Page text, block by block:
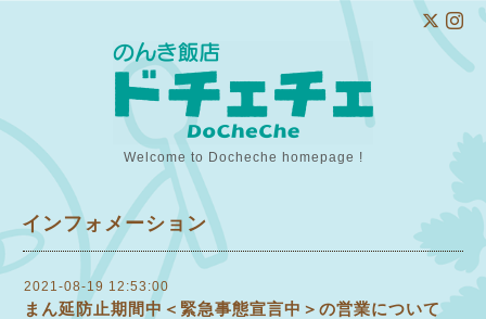
Welcome to Docheche homepage !
インフォメーション
2021-08-19 12:53:00
まん延防止期間中＜緊急事態宣言中＞の営業について